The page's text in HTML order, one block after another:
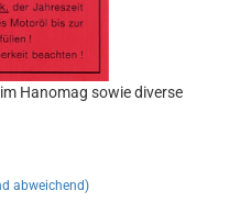
Hanomag sowie diverse
abweichend)